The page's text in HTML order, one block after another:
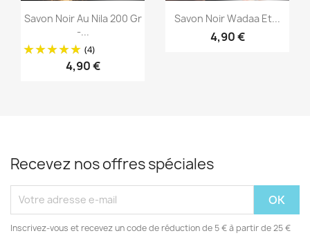
Aperçu rapide
Savon Noir Au Nila 200 Gr
-...
(4)
4,90 €
Aperçu rapide
Savon Noir Wadaa Et...
4,90 €
Recevez nos offres spéciales
Inscrivez-vous et recevez un code de réduction de 5 € à partir de 25 €